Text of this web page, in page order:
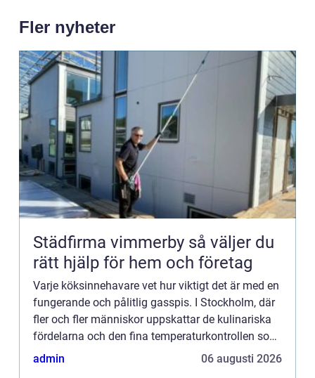
Fler nyheter
Städfirma vimmerby så väljer du
rätt hjälp för hem och företag
Varje köksinnehavare vet hur viktigt det är med en
fungerande och pålitlig gasspis. I Stockholm, där
fler och fler människor uppskattar de kulinariska
fördelarna och den fina temperaturkontrollen som
en gasspis erbjuder, kan behovet av service inte
admin 06 augusti 2026